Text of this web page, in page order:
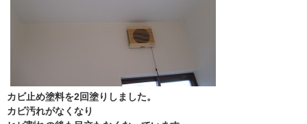
カビ止め塗料を2回塗りしました。
カビ汚れがなくなり